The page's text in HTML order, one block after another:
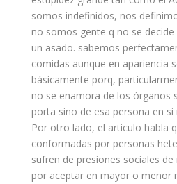
somos indefinidos, nos
no somos gente q no se
un asado. sabemos
comidas aunque en apariencia
básicamente porq,
no se enamora de los órganos
porta sino de esa persona en si
Por otro lado, el articulo habla
conformadas por personas
sufren de presiones sociales
por aceptar en mayor o menor